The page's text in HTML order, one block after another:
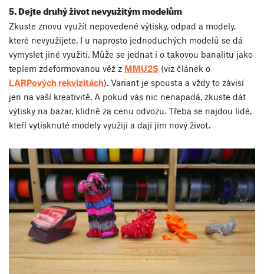
5. Dejte druhý život nevyužitým modelům
Zkuste znovu využít nepovedené výtisky, odpad a modely,
které nevyužijete. I u naprosto jednoduchých modelů se dá
vymyslet jiné využití. Může se jednat i o takovou banalitu jako
teplem zdeformovanou věž z MMU2S (viz článek o
LARPových rekvizitách). Variant je spousta a vždy to závisí
jen na vaší kreativitě. A pokud vás nic nenapadá, zkuste dát
výtisky na bazar, klidně za cenu odvozu. Třeba se najdou lidé,
kteří vytisknuté modely využijí a dají jim nový život.